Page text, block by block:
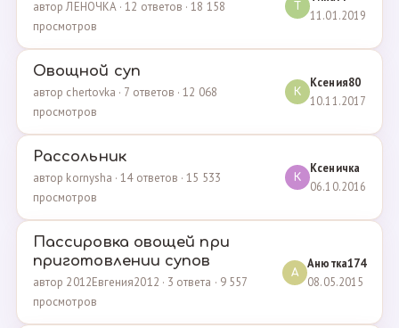
автор ЛЕНОЧКА · 12 ответов · 18 158
просмотров
Т
11.01.2019
Овощной суп
автор chertovka · 7 ответов · 12 068
просмотров
К
Ксения80
10.11.2017
Рассольник
автор kornysha · 14 ответов · 15 533
просмотров
К
Ксеничка
06.10.2016
Пассировка овощей при
приготовлении супов
автор 2012Евгения2012 · 3 ответа · 9 557
просмотров
А
Анютка174
08.05.2015